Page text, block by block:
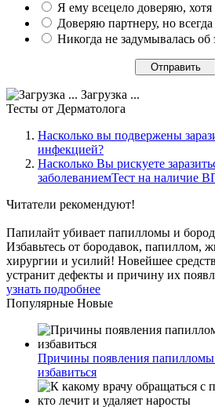
Я ему всецело доверяю,
Доверяю партнеру, но
Никогда не задумывалась об
Загрузка ...
Тесты от Дерматолога
Насколько вы подвержены
инфекцией?
Насколько Вы рискуете
заболеваниемТест на наличие
Читатели рекомендуют!
Папилайт убивает папилломы и
Избавьтесь от бородавок, папиллом,
хирургии и усилий! Новейшее
устранит дефекты и причину их
узнать подробнее
Популярные Новые
Причины появления папилломы
избавиться